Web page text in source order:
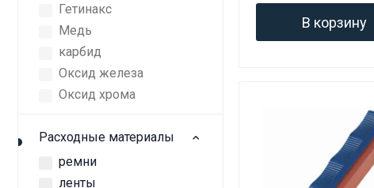
Гетинакс
Медь
карбид
Оксид железа
Оксид хрома
Расходные материалы
ремни
ленты
В корзину